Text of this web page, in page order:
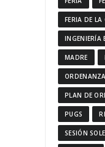
FERIA DE LA
INGENIERÍA
MADRE
ORDENANZA
PLAN DE
PUGS
SESIÓN